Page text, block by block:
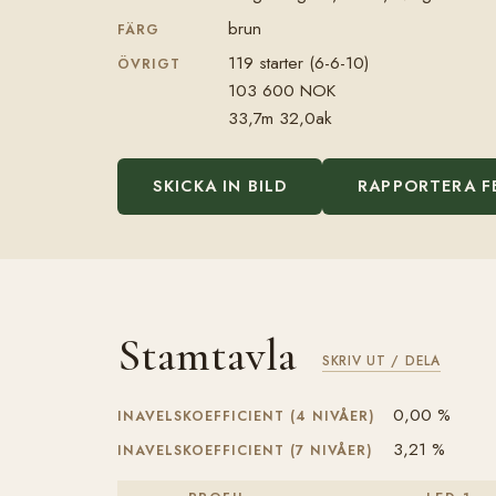
FÄRG brun
ÖVRIGT
119 starter (6-6-10)
103 600 NOK
33,7m 32,0ak
SKICKA IN BILD RAPPORTERA
Stamtavla SKRIV UT / DELA
INAVELSKOEFFICIENT (4 NIVÅER) 0,00 %
INAVELSKOEFFICIENT (7 NIVÅER) 3,21 %